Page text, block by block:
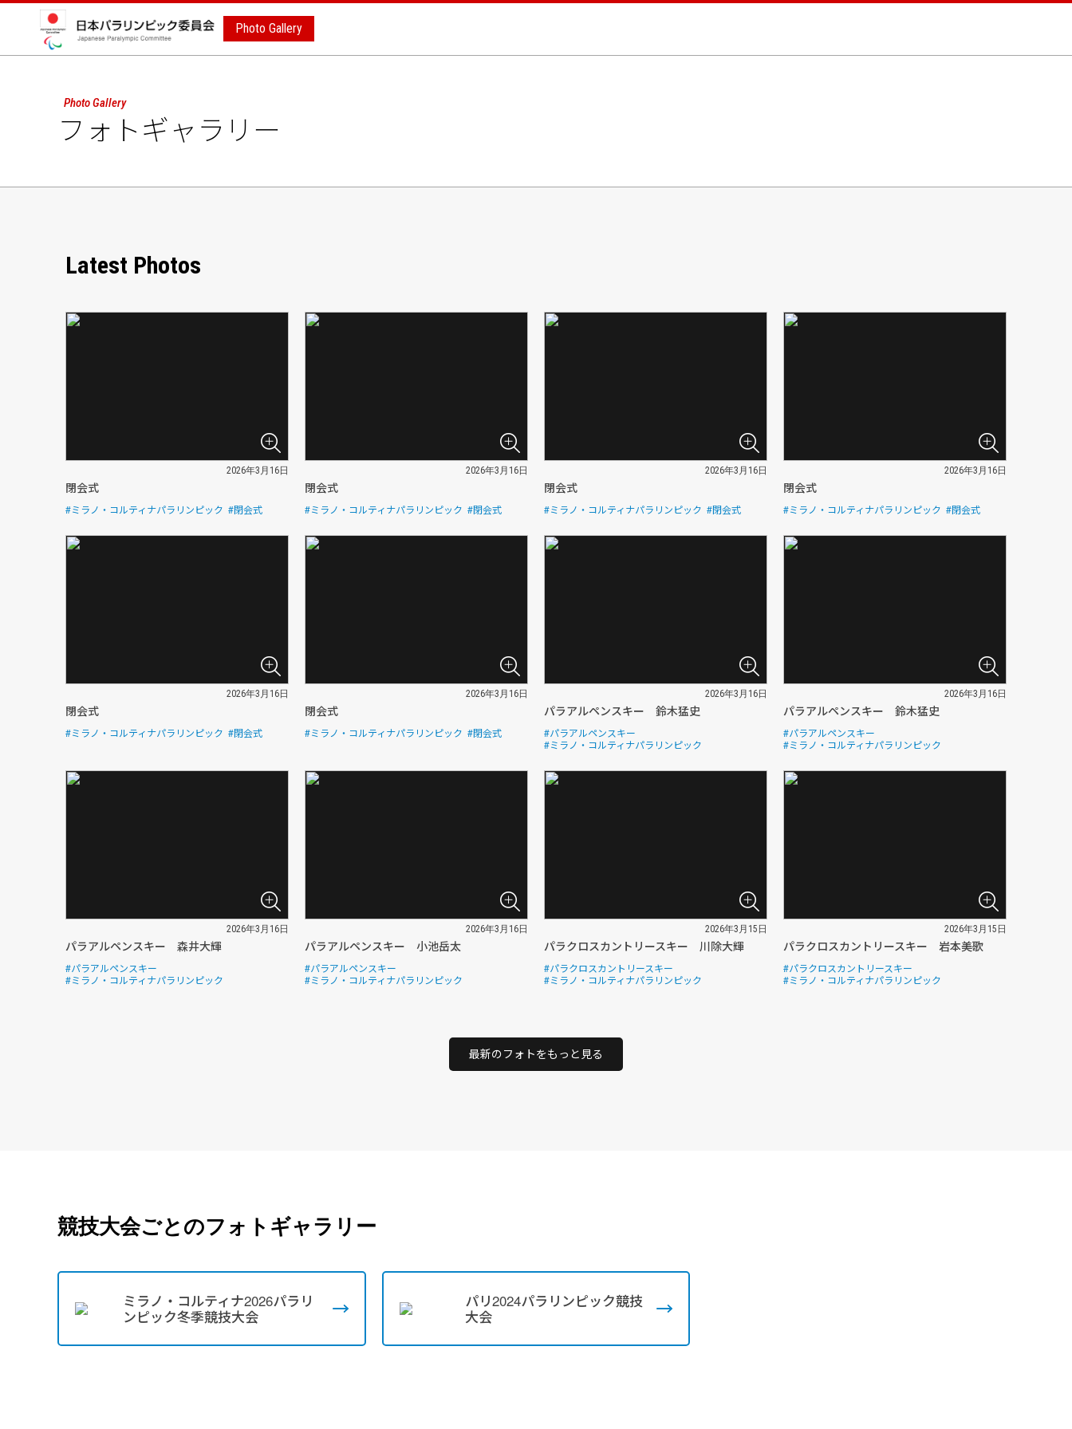
Photo Gallery
Photo Gallery
フォトギャラリー
Latest Photos
2026年3月16日
閉会式
#ミラノ・コルティナパラリンピック #閉会式
2026年3月16日
閉会式
#ミラノ・コルティナパラリンピック #閉会式
2026年3月16日
閉会式
#ミラノ・コルティナパラリンピック #閉会式
2026年3月16日
閉会式
#ミラノ・コルティナパラリンピック #閉会式
2026年3月16日
閉会式
#ミラノ・コルティナパラリンピック #閉会式
2026年3月16日
閉会式
#ミラノ・コルティナパラリンピック #閉会式
2026年3月16日
パラアルペンスキー 鈴木猛史
#パラアルペンスキー
#ミラノ・コルティナパラリンピック
2026年3月16日
パラアルペンスキー 鈴木猛史
#パラアルペンスキー
#ミラノ・コルティナパラリンピック
2026年3月16日
パラアルペンスキー 森井大輝
#パラアルペンスキー
#ミラノ・コルティナパラリンピック
2026年3月16日
パラアルペンスキー 小池岳太
#パラアルペンスキー
#ミラノ・コルティナパラリンピック
2026年3月15日
パラクロスカントリースキー 川除大輝
#パラクロスカントリースキー
#ミラノ・コルティナパラリンピック
2026年3月15日
パラクロスカントリースキー 岩本美歌
#パラクロスカントリースキー
#ミラノ・コルティナパラリンピック
最新のフォトをもっと見る
競技大会ごとのフォトギャラリー
ミラノ・コルティナ2026パラリ
ンピック冬季競技大会
パリ2024パラリンピック競技
大会